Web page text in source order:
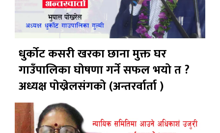
धुर्कोट कसरी खरका छाना मुक्त घर
गाउँपालिका घोषणा गर्ने सफल भयो त ?
अध्यक्ष पोख्रेलसंगको (अन्तरर्वार्ता )